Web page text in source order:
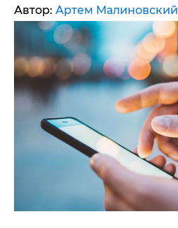
Автор: Артем Малиновский